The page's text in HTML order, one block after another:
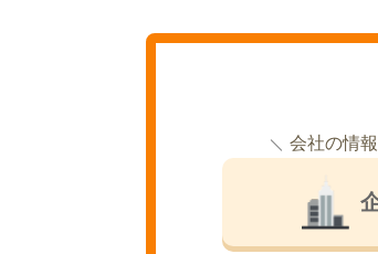
会社の情